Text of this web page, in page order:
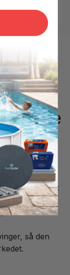
niche
der er perfekt
pool, hvor
eller ikke kan
så den